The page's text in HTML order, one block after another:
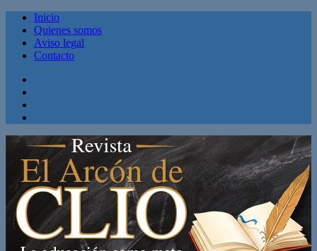
Inicio
Quienes somos
Aviso legal
Contacto